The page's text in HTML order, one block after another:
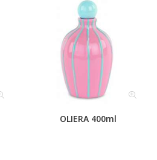
OLIERA 400ml